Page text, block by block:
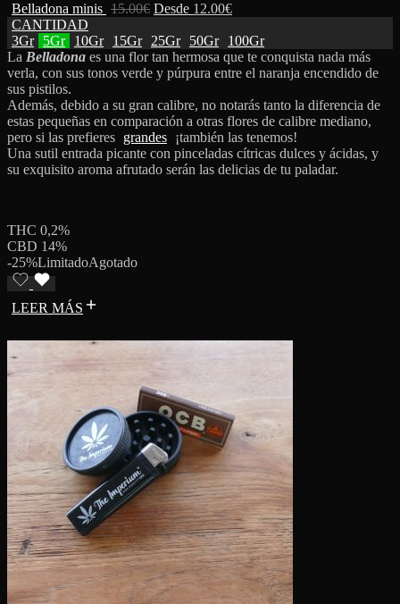
Belladona minis 15.00€ Desde 12.00€
CANTIDAD
3Gr
5Gr 10Gr 15Gr 25Gr 50Gr
100Gr
La Belladona es una flor tan hermosa que te conquista nada más
verla, con sus tonos verde y púrpura entre el naranja encendido de
sus pistilos.
Además, debido a su gran calibre, no notarás tanto la diferencia de
estas pequeñas en comparación a otras flores de calibre mediano,
pero si las prefieres grandes ¡también las tenemos!
Una sutil entrada picante con pinceladas cítricas dulces y ácidas, y
su exquisito aroma afrutado serán las delicias de tu paladar.
THC 0,2%
CBD 14%
-25%LimitadoAgotado
LEER MÁS